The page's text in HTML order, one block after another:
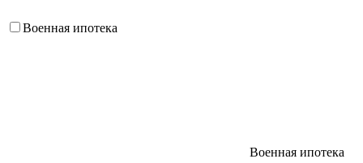
Военная ипотека
Военная ипотека